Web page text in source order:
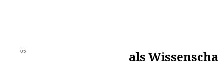
05 als